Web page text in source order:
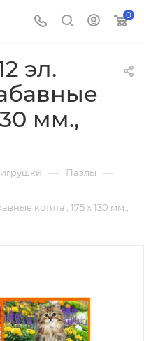
0
эл.
мм.,
— Пазлы —
котята', 175 х 130 мм.,